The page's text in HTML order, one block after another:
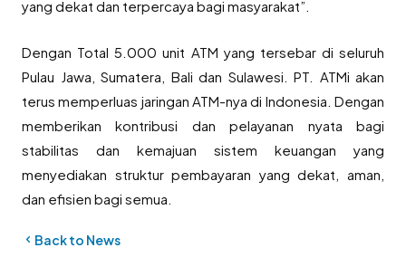
yang dekat dan terpercaya bagi masyarakat”.
Dengan Total 5.000 unit ATM yang tersebar di seluruh
Pulau Jawa, Sumatera, Bali dan Sulawesi. PT. ATMi akan
terus memperluas jaringan ATM-nya di Indonesia. Dengan
memberikan kontribusi dan pelayanan nyata bagi
stabilitas dan kemajuan sistem keuangan yang
menyediakan struktur pembayaran yang dekat, aman,
dan efisien bagi semua.
Back to News